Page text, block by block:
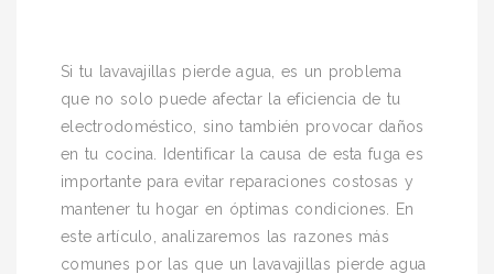
Si tu lavavajillas pierde agua, es un problema
que no solo puede afectar la eficiencia de tu
electrodoméstico, sino también provocar daños
en tu cocina. Identificar la causa de esta fuga es
importante para evitar reparaciones costosas y
mantener tu hogar en óptimas condiciones. En
este artículo, analizaremos las razones más
comunes por las que un lavavajillas pierde agua